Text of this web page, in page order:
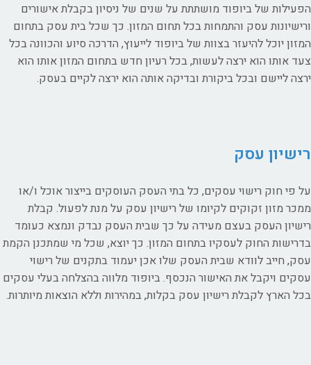
הפעילות של ביופוד מושתתת על שנים של ניסיון בקבלת אישורים
ורישיונות עסק והתמחות בכל תחום המזון. כך שכל בית עסק בתחום
המזון יוכל להיעזר בצוות של ביופוד לייעוץ, הדרכה סיוע והכוונה בכל
צעד אותו הוא ירצה לעשות, בכל רעיון חדש בתחום המזון אותו הוא
ירצה ליישם ובכל ביקורת ובדיקה אותה הוא ירצה לקיים בעסק.
רישיון עסק
על פי חוק רישוי עסקים, כל בתי העסק העוסקים בייצור אוכל ו/או
ממכר מזון זקוקים לקיומו של רישיון עסק על מנת לפעול. קבלת
רישיון העסק בעצם מעידה על כך שבית העסק נבדק ונמצא כעומד
בדרישות החוק לעסקיו בתחום המזון. כך יוצא, שכל מי שמתכנן הקמת
עסק, חייב לוודא שבית העסק שלו אכן יעמוד בתקנים של רישוי
עסקים ויקבל את האישור הנכסף. ביופוד מלווה בהצלחה בעלי עסקים
בכל הארץ לקבלת רישיון עסק בקלות, במהירות וללא הוצאות מיותרות.